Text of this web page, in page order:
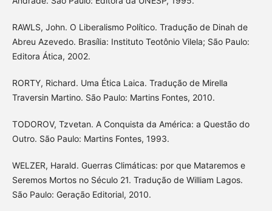
RAWLS, John. O Liberalismo Político. Tradução de Dinah de
Abreu Azevedo. Brasília: Instituto Teotônio Vilela; São Paulo:
Editora Ática, 2002.
RORTY, Richard. Uma Ética Laica. Tradução de Mirella
Traversin Martino. São Paulo: Martins Fontes, 2010.
TODOROV, Tzvetan. A Conquista da América: a Questão do
Outro. São Paulo: Martins Fontes, 1993.
WELZER, Harald. Guerras Climáticas: por que Mataremos e
Seremos Mortos no Século 21. Tradução de William Lagos.
São Paulo: Geração Editorial, 2010.